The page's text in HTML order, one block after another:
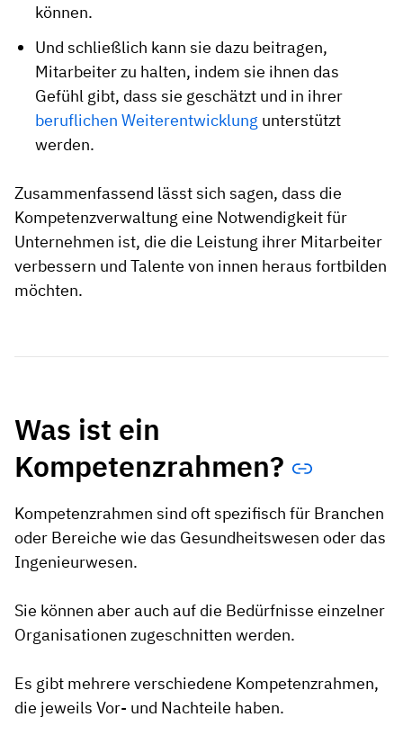
können.
Und schließlich kann sie dazu beitragen,
Mitarbeiter zu halten, indem sie ihnen das
Gefühl gibt, dass sie geschätzt und in ihrer
beruflichen Weiterentwicklung unterstützt
werden.
Zusammenfassend lässt sich sagen, dass die
Kompetenzverwaltung eine Notwendigkeit für
Unternehmen ist, die die Leistung ihrer Mitarbeiter
verbessern und Talente von innen heraus fortbilden
möchten.
Was ist ein
Kompetenzrahmen?
Kompetenzrahmen sind oft spezifisch für Branchen
oder Bereiche wie das Gesundheitswesen oder das
Ingenieurwesen.
Sie können aber auch auf die Bedürfnisse einzelner
Organisationen zugeschnitten werden.
Es gibt mehrere verschiedene Kompetenzrahmen,
die jeweils Vor- und Nachteile haben.